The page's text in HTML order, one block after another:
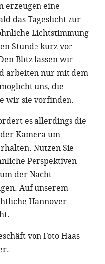
erzeugen eine
das Tageslicht zur
Lichtstimmung
Stunde kurz vor
Blitz lassen wir
arbeiten nur mit dem
uns, die
wir sie vorfinden.
es allerdings die
Kamera um
Nutzen Sie
Perspektiven
der Nacht
Auf unserem
Hannover
von Foto Haas